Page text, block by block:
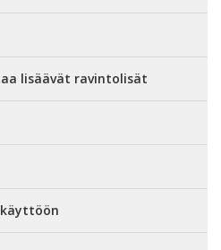
lisäävät ravintolisät